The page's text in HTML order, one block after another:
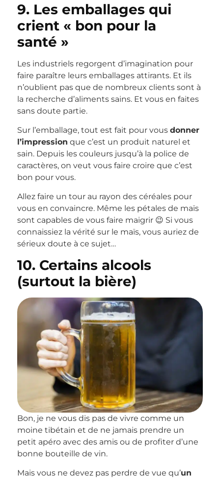
9. Les emballages qui
crient « bon pour la
santé »
Les industriels regorgent d’imagination pour
faire paraître leurs emballages attirants. Et ils
n’oublient pas que de nombreux clients sont à
la recherche d’aliments sains. Et vous en faites
sans doute partie.
Sur l’emballage, tout est fait pour vous donner
l’impression que c’est un produit naturel et
sain. Depuis les couleurs jusqu’à la police de
caractères, on veut vous faire croire que c’est
bon pour vous.
Allez faire un tour au rayon des céréales pour
vous en convaincre. Même les pétales de maïs
sont capables de vous faire maigrir 😉 Si vous
connaissiez la vérité sur le maïs, vous auriez de
sérieux doute à ce sujet…
10. Certains alcools
(surtout la bière)
Bon, je ne vous dis pas de vivre comme un
moine tibétain et de ne jamais prendre un
petit apéro avec des amis ou de profiter d’une
bonne bouteille de vin.
Mais vous ne devez pas perdre de vue qu’un